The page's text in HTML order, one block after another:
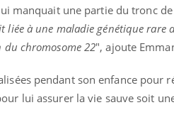
manquait une partie du tronc
à une maladie génétique rare
du chromosome 22", ajoute
pendant son enfance pour
lui assurer la vie sauve soit